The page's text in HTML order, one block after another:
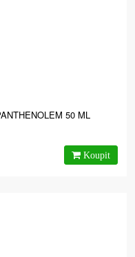
50 ML